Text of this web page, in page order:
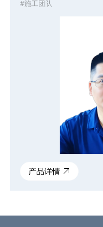
#施工团队
产品详情